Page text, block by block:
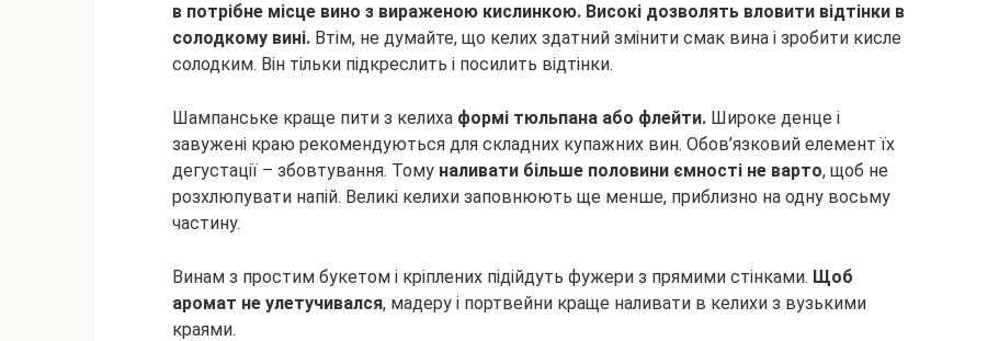
в потрібне місце вино з вираженою кислинкою. Високі дозволять вловити відтінки в
солодкому вині. Втім, не думайте, що келих здатний змінити смак вина і зробити кисле
солодким. Він тільки підкреслить і посилить відтінки.
Шампанське краще пити з келиха формі тюльпана або флейти. Широке денце і
завужені краю рекомендуються для складних купажних вин. Обов’язковий елемент їх
дегустації – збовтування. Тому наливати більше половини ємності не варто, щоб не
розхлюпувати напій. Великі келихи заповнюють ще менше, приблизно на одну восьму
частину.
Винам з простим букетом і кріплених підійдуть фужери з прямими стінками. Щоб
аромат не улетучивался, мадеру і портвейни краще наливати в келихи з вузькими
краями.